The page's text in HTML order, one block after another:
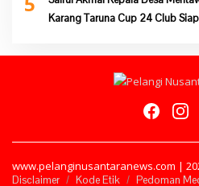
Karang Taruna Cup 24 Club
www.pelanginusantaranews.com |
Disclaimer
Kode Etik Pedoman